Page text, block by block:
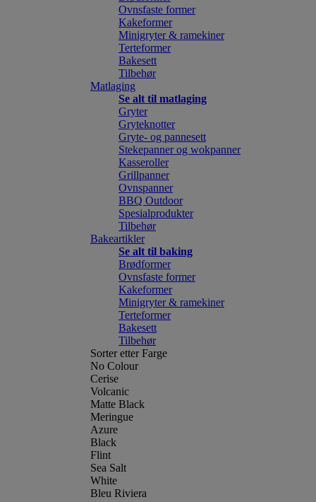
Ovnsfaste former
Kakeformer
Minigryter & ramekiner
Terteformer
Bakesett
Tilbehør
Matlaging
Se alt til matlaging
Gryter
Gryteknotter
Gryte- og pannesett
Stekepanner og wokpanner
Kasseroller
Grillpanner
Ovnspanner
BBQ Outdoor
Spesialprodukter
Tilbehør
Bakeartikler
Se alt til baking
Brødformer
Ovnsfaste former
Kakeformer
Minigryter & ramekiner
Terteformer
Bakesett
Tilbehør
Sorter etter Farge
No Colour
Cerise
Volcanic
Matte Black
Meringue
Azure
Black
Flint
Sea Salt
White
Bleu Riviera